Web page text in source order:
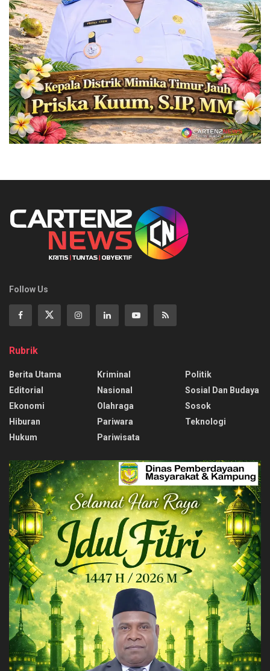
Follow Us
Rubrik
Berita Utama
Editorial
Ekonomi
Hiburan
Hukum
Kriminal
Nasional
Olahraga
Pariwara
Pariwisata
Politik
Sosial Dan Budaya
Sosok
Teknologi